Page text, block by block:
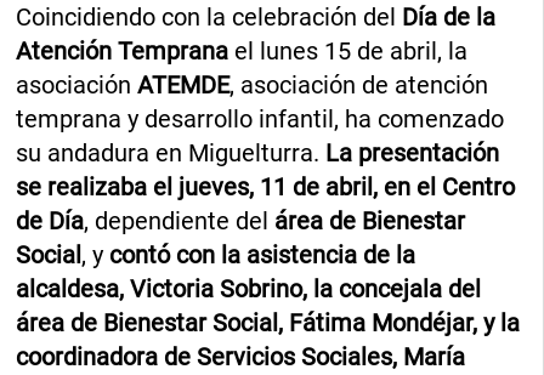
Coincidiendo con la celebración del Día de la
Atención Temprana el lunes 15 de abril, la
asociaciónATEMDE, asociación de atención
temprana y desarrollo infantil, ha comenzado
su andadura en Miguelturra. La presentación
se realizaba el jueves, 11 de abril, en el Centro
de Día, dependiente del área de Bienestar
Social, y contó con la asistencia de la
alcaldesa, Victoria Sobrino, la concejala del
área de Bienestar Social, Fátima Mondéjar, y la
coordinadora de Servicios Sociales, María